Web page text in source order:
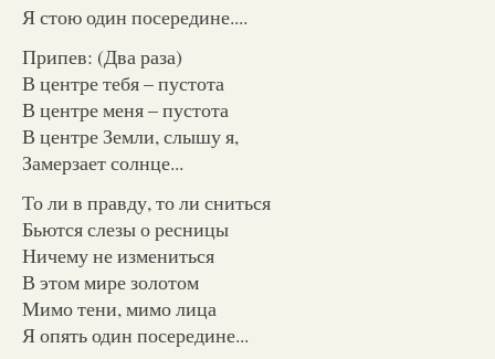
Я стою один посередине....
Припев: (Два раза)
В центре тебя – пустота
В центре меня – пустота
В центре Земли, слышу я,
Замерзает солнце...
То ли в правду, то ли сниться
Бьются слезы о ресницы
Ничему не измениться
В этом мире золотом
Мимо тени, мимо лица
Я опять один посередине...